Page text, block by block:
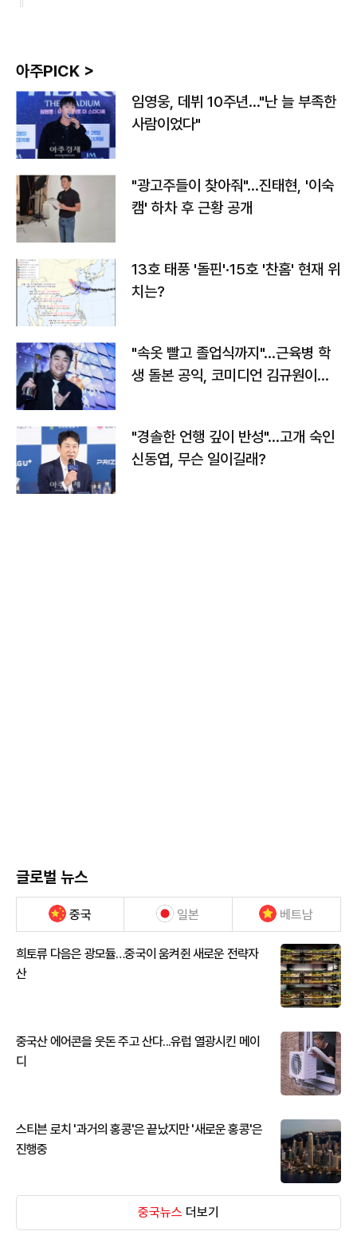
아주PICK >
임영웅, 데뷔 10주년…"난 늘 부족한
사람이었다"
"광고주들이 찾아줘"…진태현, '이숙
캠' 하차 후 근황 공개
13호 태풍 '돌핀'·15호 '찬홈' 현재 위
치는?
"속옷 빨고 졸업식까지"…근육병 학
생 돌본 공익, 코미디언 김규원이었
"경솔한 언행 깊이 반성"…고개 숙인
신동엽, 무슨 일이길래?
글로벌 뉴스
중국 일본 베트남
희토류 다음은 광모듈…중국이 움켜쥔 새로운 전략자
산
중국산 에어콘을 웃돈 주고 산다...유럽 열광시킨 메이
디
스티븐 로치 '과거의 홍콩'은 끝났지만 '새로운 홍콩'은
진행중
중국뉴스 더보기